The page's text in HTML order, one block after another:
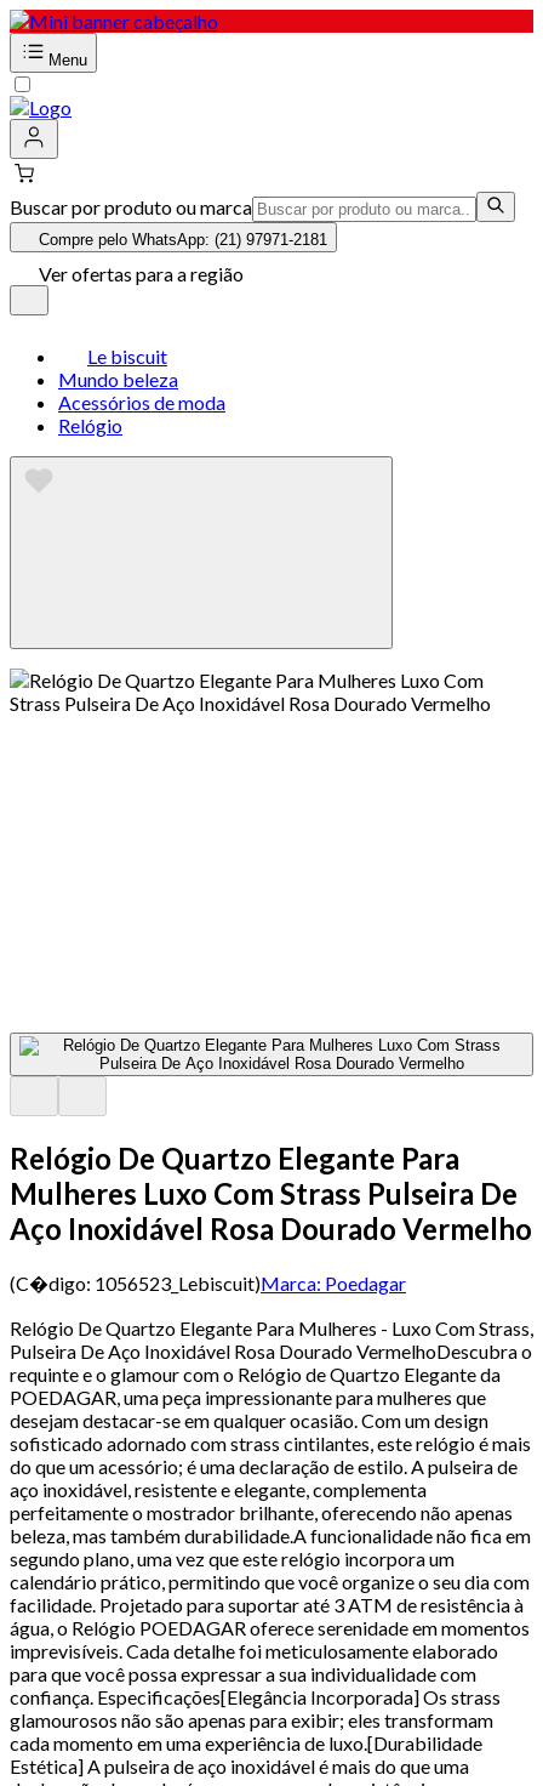
Menu
Buscar por produto ou marca
Compre pelo WhatsApp: (21) 97971-2181
Ver ofertas para a região
Le biscuit
Mundo beleza
Acessórios de moda
Relógio
Relógio De Quartzo Elegante Para
Mulheres Luxo Com Strass Pulseira De
Aço Inoxidável Rosa Dourado Vermelho
(C�digo: 1056523_Lebiscuit)Marca: Poedagar
Relógio De Quartzo Elegante Para Mulheres - Luxo Com Strass,
Pulseira De Aço Inoxidável Rosa Dourado VermelhoDescubra o
requinte e o glamour com o Relógio de Quartzo Elegante da
POEDAGAR, uma peça impressionante para mulheres que
desejam destacar-se em qualquer ocasião. Com um design
sofisticado adornado com strass cintilantes, este relógio é mais
do que um acessório; é uma declaração de estilo. A pulseira de
aço inoxidável, resistente e elegante, complementa
perfeitamente o mostrador brilhante, oferecendo não apenas
beleza, mas também durabilidade.A funcionalidade não fica em
segundo plano, uma vez que este relógio incorpora um
calendário prático, permitindo que você organize o seu dia com
facilidade. Projetado para suportar até 3 ATM de resistência à
água, o Relógio POEDAGAR oferece serenidade em momentos
imprevisíveis. Cada detalhe foi meticulosamente elaborado
para que você possa expressar a sua individualidade com
confiança. Especificações[Elegância Incorporada] Os strass
glamourosos não são apenas para exibir; eles transformam
cada momento em uma experiência de luxo.[Durabilidade
Estética] A pulseira de aço inoxidável é mais do que uma